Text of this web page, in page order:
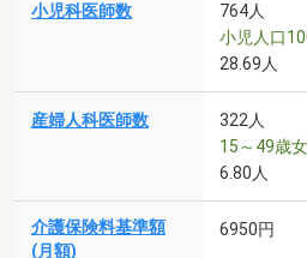
小児科医師数
764人
小児人口
28.69人
産婦人科医師数
322人
15～49歳
6.80人
介護保険料基準額
(月額)
6950円